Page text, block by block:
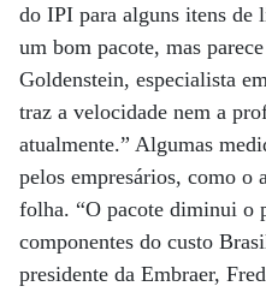
do IPI para alguns itens de
um bom pacote, mas
Goldenstein, especialista
traz a velocidade nem a
atualmente.” Algumas
pelos empresários, como o
folha. “O pacote diminui o
componentes do custo
presidente da Embraer,